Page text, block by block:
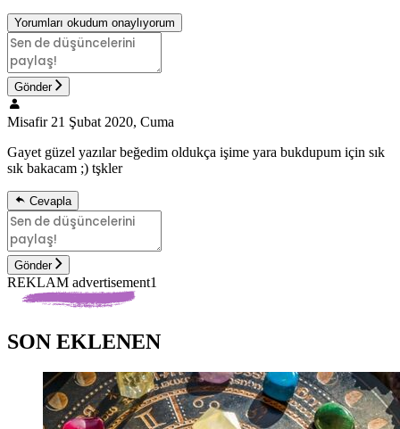
Yorumları okudum onaylıyorum
Gönder
Misafir 21 Şubat 2020, Cuma
Gayet güzel yazılar beğedim oldukça işime yara bukdupum için sık
sık bakacam ;) tşkler
Cevapla
Gönder
REKLAM advertisement1
SON EKLENEN